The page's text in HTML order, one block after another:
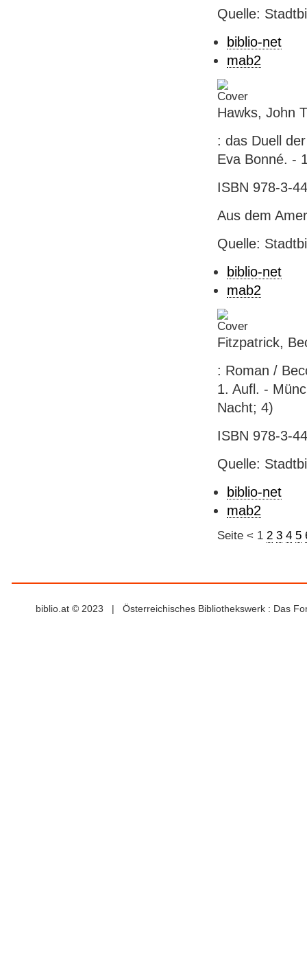
Quelle:
biblio-net
mab2
Hawks, John
: das Duell
Eva Bonné. -
ISBN 978-3-
Aus dem
Quelle:
biblio-net
mab2
Fitzpatrick,
: Roman /
1. Aufl. -
Nacht; 4)
ISBN 978-3-
Quelle:
biblio-net
mab2
Seite < 1 2 3 4 5
biblio.at © 2023 | Österreichisches Bibliothekswerk : Das